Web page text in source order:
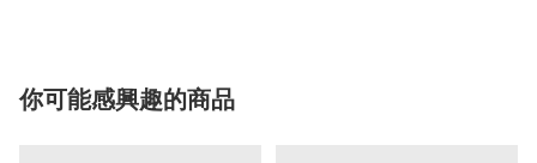
你可能感興趣的商品